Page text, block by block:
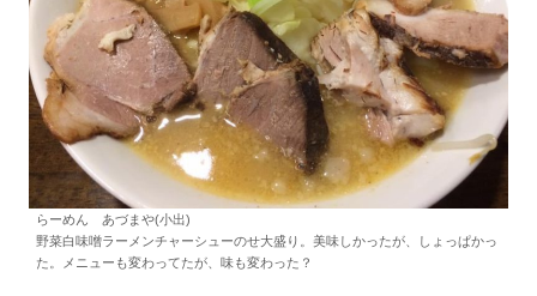
らーめん あづまや(小出)
野菜白味噌ラーメンチャーシューのせ大盛り。美味しかったが、しょっぱかっ
た。メニューも変わってたが、味も変わった？